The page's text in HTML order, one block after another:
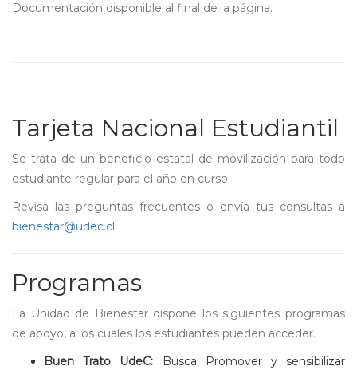
Documentación disponible al final de la página.
Tarjeta Nacional Estudiantil
Se trata de un beneficio estatal de movilización para todo
estudiante regular para el año en curso.
Revisa las preguntas frecuentes o envía tus consultas a
bienestar@udec.cl
Programas
La Unidad de Bienestar dispone los siguientes programas
de apoyo, a los cuales los estudiantes pueden acceder.
Buen Trato UdeC: Busca Promover y sensibilizar